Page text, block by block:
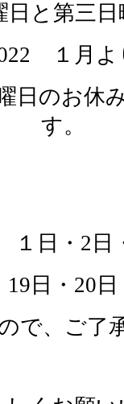
日と第三
１月よ
日のお休
す。
１日・2日
19日・20
で、ご了